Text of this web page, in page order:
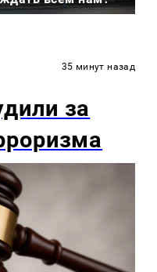
35 минут назад
за